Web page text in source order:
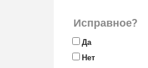
Исправное?
Да
Нет